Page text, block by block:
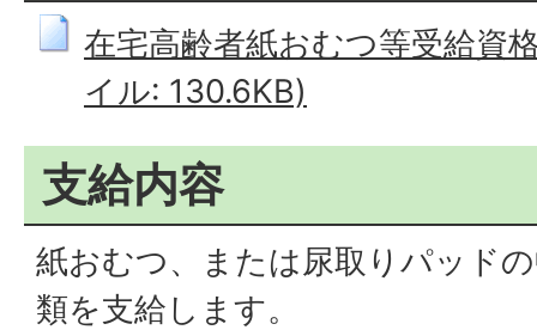
在宅高齢者紙おむつ等受給資
イル: 130.6KB)
支給内容
紙おむつ、または尿取りパッド
類を支給します。